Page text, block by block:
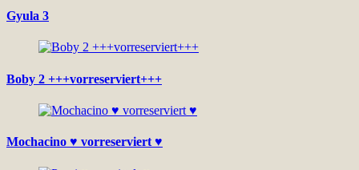
Gyula 3
Boby 2 +++vorreserviert+++
Mochacino ♥ vorreserviert ♥